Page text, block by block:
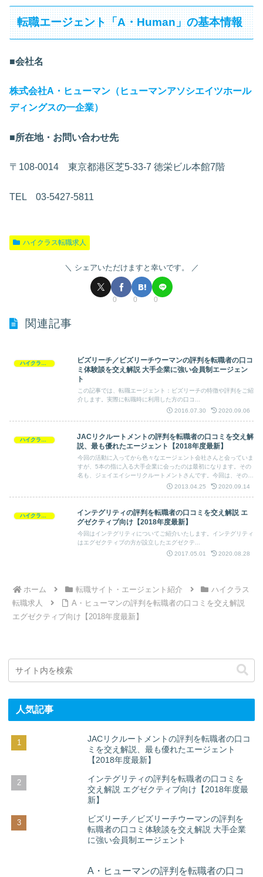
転職エージェント「A・Human」の基本情報
■会社名
株式会社A・ヒューマン（ヒューマンアソシエイツホール
ディングスの一企業）
■所在地・お問い合わせ先
〒108-0014 東京都港区芝5-33-7 徳栄ビル本館7階
TEL 03-5427-5811
ハイクラス転職求人
シェアいただけますと幸いです。
0 0 0
関連記事
ハイクラス転職求人
ビズリーチ／ビズリーチウーマンの評判を転職者の口コ
ミ体験談を交え解説 大手企業に強い会員制エージェン
ト
この記事では、転職エージェント：ビズリーチの特徴や評判をご紹
介します。実際に転職時に利用した方の口コ...
2016.07.30
2020.09.06
ハイクラス転職求人
JACリクルートメントの評判を転職者の口コミを交え解
説、最も優れたエージェント【2018年度最新】
今回の活動に入ってから色々なエージェント会社さんと会っていま
すが、5本の指に入る大手企業に会ったのは最初になります。その
名も、ジェイエイシーリクルートメントさんです。今回は、その素
晴らしいサポートを身を持って体験してきました。
2013.04.25 2020.09.14
ハイクラス転職求人
インテグリティの評判を転職者の口コミを交え解説 エ
グゼクティブ向け【2018年度最新】
今回はインテグリティについてご紹介いたします。インテグリティ
はエグゼクティブの方が設立したエグゼクテ...
2017.05.01
2020.08.28
ホーム 転職サイト・エージェント紹介
ハイクラス
転職求人
A・ヒューマンの評判を転職者の口コミを交え解説
エグゼクティブ向け【2018年度最新】
人気記事
JACリクルートメントの評判を転職者の口コ
ミを交え解説、最も優れたエージェント
【2018年度最新】
インテグリティの評判を転職者の口コミを
交え解説 エグゼクティブ向け【2018年度最
新】
ビズリーチ／ビズリーチウーマンの評判を
転職者の口コミ体験談を交え解説 大手企業
に強い会員制エージェント
A・ヒューマンの評判を転職者の口コ